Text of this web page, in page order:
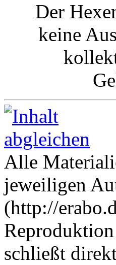
Der
keine
Alle
jeweiligen
(http://
schließt